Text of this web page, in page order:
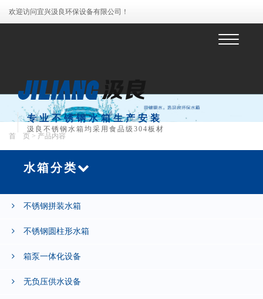
欢迎访问宜兴汲良环保设备有限公司！
菜
专业不锈钢水箱生产安装
汲良不锈钢水箱均采用食品级304板材
首 页 > 产品内容
水箱分类
不锈钢拼装水箱
不锈钢圆柱形水箱
箱泵一体化设备
无负压供水设备